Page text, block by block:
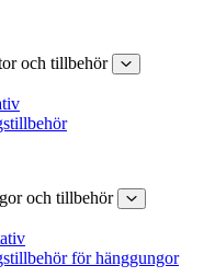
och tillbehör
och tillbehör
för hänggungor